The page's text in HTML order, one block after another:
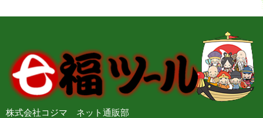
株式会社コジマ ネット通販部